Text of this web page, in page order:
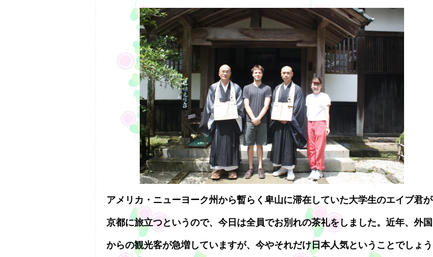
アメリカ・ニューヨーク州から暫らく卑山に滞在していた大学生のエイブ君が
京都に旅立つというので、今日は全員でお別れの茶礼をしました。近年、外国
からの観光客が急増していますが、今やそれだけ日本人気ということでしょう